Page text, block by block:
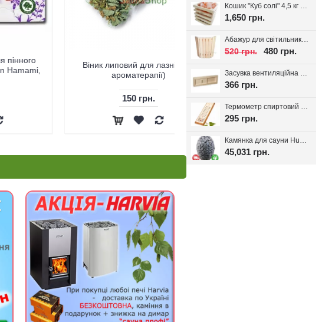
1,650 грн.
520 грн. 480 грн.
366 грн.
295 грн.
Камянка для сауни Huum Drop 9 кВт
45,031 грн.
Віник липовий для лазні (для
ароматерапії)